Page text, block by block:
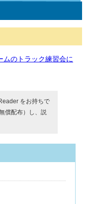
のトラック練習会に
をお持ちで
償配布）し、説